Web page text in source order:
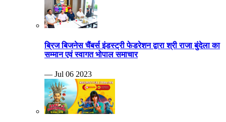
ब्रिज बिजनेस चैंबर्स इंडस्ट्री फेडरेशन द्वारा श्री राजा बुंदेला का
सम्मान एवं स्वागत भोपाल समाचार
— Jul 06 2023